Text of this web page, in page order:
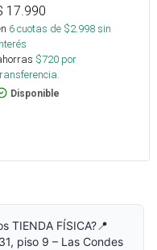
17.990
6cuotas de $2.998sin
$720 por
Disponible
TIENDA FÍSICA?📍
piso 9 – Las Condes